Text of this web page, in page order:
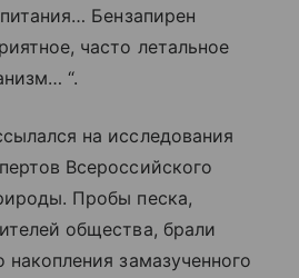
Бензапирен
часто летальное
“.
на исследования
Всероссийского
Пробы песка,
общества, брали
накопления замазученного